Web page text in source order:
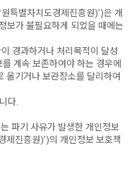
특별자치도경제진흥원)’)은 개
보가 불필요하게 되었을 때에는
경과하거나 처리목적이 달성
계속 보존하여야 하는 경우에
옮기거나 보관장소를 달리하여
다.
파기 사유가 발생한 개인정보
제진흥원)’)의 개인정보 보호책